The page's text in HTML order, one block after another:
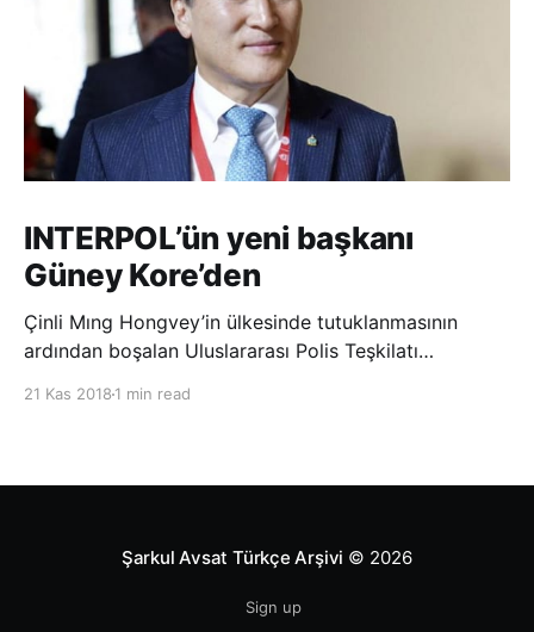
INTERPOL’ün yeni başkanı
Güney Kore’den
Çinli Mıng Hongvey’in ülkesinde tutuklanmasının
ardından boşalan Uluslararası Polis Teşkilatı
21 Kas 2018 1 min read
Şarkul Avsat Türkçe Arşivi © 2026
Sign up